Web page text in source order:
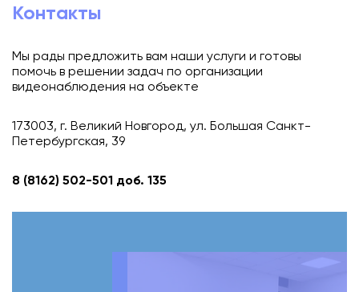
Контакты
Мы рады предложить вам наши услуги и готовы
помочь в решении задач по организации
видеонаблюдения на объекте
173003, г. Великий Новгород, ул. Большая Санкт-
Петербургская, 39
8 (8162) 502-501 доб. 135